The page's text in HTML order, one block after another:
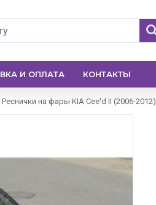
И ОПЛАТА КОНТАКТЫ
Реснички на фары KIA Cee'd II (2006-2012)